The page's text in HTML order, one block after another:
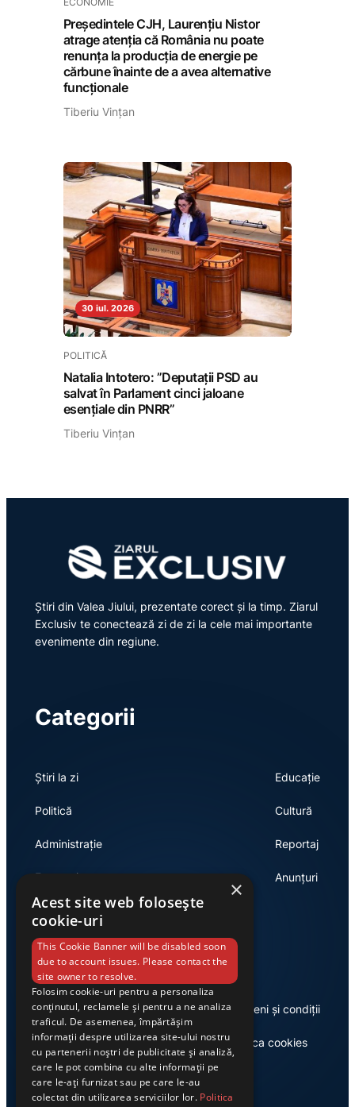
Președintele CJH, Laurențiu Nistor
atrage atenția că România nu poate
renunța la producția de energie pe
cărbune înainte de a avea alternative
funcționale
Tiberiu Vințan
30 iul. 2026
POLITICĂ
Natalia Intotero: ”Deputații PSD au
salvat în Parlament cinci jaloane
esențiale din PNRR”
Tiberiu Vințan
Știri din Valea Jiului, prezentate corect și la timp. Ziarul
Exclusiv te conectează zi de zi la cele mai importante
evenimente din regiune.
Categorii
Știri la zi
Politică
Administrație
Economie
Educație
Cultură
Reportaj
Anunțuri
Link-uri utile
Despre noi
Casa de editură Exclusiv
Termeni și condiții
Politica cookies
×
Acest site web folosește
cookie-uri
This Cookie Banner will be disabled soon
due to account issues. Please contact the
site owner to resolve.
Folosim cookie-uri pentru a personaliza
conținutul, reclamele și pentru a ne analiza
traficul. De asemenea, împărtășim
informații despre utilizarea site-ului nostru
cu partenerii noștri de publicitate și analiză,
care le pot combina cu alte informații pe
care le-ați furnizat sau pe care le-au
colectat din utilizarea serviciilor lor. Politica